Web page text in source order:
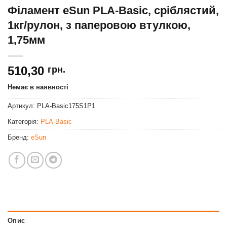
Філамент eSun PLA-Basic, сріблястий,
1кг/рулон, з паперовою втулкою,
1,75мм
510,30 грн.
Немає в наявності
Артикул: PLA-Basic175S1P1
Категорія: PLA-Basic
Бренд: eSun
Опис